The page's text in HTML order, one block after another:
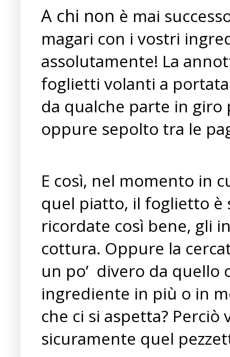
A chi non è mai
magari con i vostri
assolutamente! La
foglietti volanti a
da qualche parte in giro
oppure sepolto tra le
E così, nel momento in
quel piatto, il foglietto è
ricordate così bene, gli
cottura. Oppure la
un po’ divero da quello
ingrediente in più o in
che ci si aspetta?
sicuramente quel